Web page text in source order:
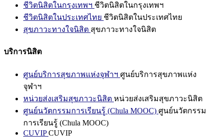
ชีวิตนิสิตในกรุงเทพฯ ชีวิตนิสิตในกรุงเทพฯ
ชีวิตนิสิตในประเทศไทย ชีวิตนิสิตในประเทศไทย
สุขภาวะทางใจนิสิต สุขภาวะทางใจนิสิต
บริการนิสิต
ศูนย์บริการสุขภาพแห่งจุฬาฯ ศูนย์บริการสุขภาพแห่ง
จุฬาฯ
หน่วยส่งเสริมสุขภาวะนิสิต หน่วยส่งเสริมสุขภาวะนิสิต
ศูนย์นวัตกรรมการเรียนรู้ (Chula MOOC) ศูนย์นวัตกรรม
การเรียนรู้ (Chula MOOC)
CUVIPCUVIP